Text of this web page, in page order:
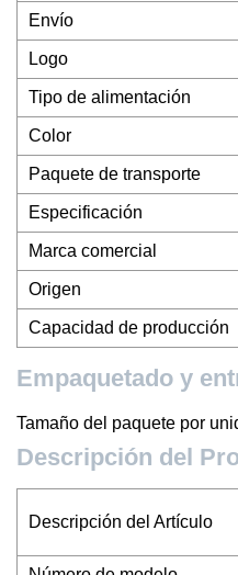
Envío
Logo
Tipo de alimentación
Color
Paquete de transporte
Especificación
Marca comercial
Origen
Capacidad de producción
Empaquetado y
Tamaño del paquete por
Descripción del
Descripción del Artículo